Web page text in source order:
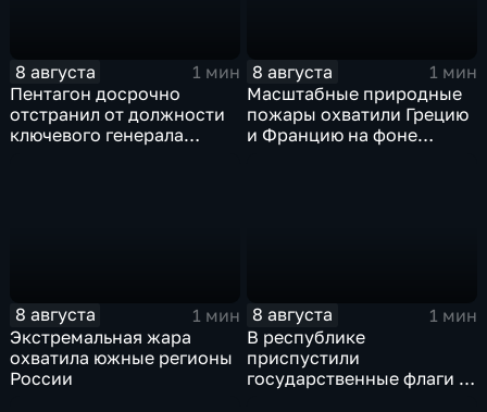
8 августа
1 мин
Пентагон досрочно
отстранил от должности
ключевого генерала
8 августа
1 мин
Масштабные природные
пожары охватили Грецию
и Францию на фоне
8 августа
1 мин
Экстремальная жара
охватила южные регионы
России
8 августа
1 мин
В республике
приспустили
государственные флаги и